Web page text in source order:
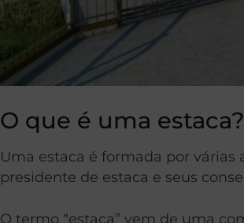
O que é uma estaca?
Uma estaca é formada por várias
presidente de estaca e seus
O termo “estaca” vem de uma